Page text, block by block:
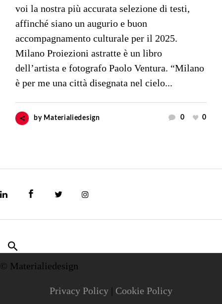
voi la nostra più accurata selezione di testi,
affinché siano un augurio e buon
accompagnamento culturale per il 2025.
Milano Proiezioni astratte è un libro
dell’artista e fotografo Paolo Ventura. “Milano
è per me una città disegnata nel cielo...
by Materialiedesign 0 0
© Materialiedesign
Privacy Policy Cookie Policy